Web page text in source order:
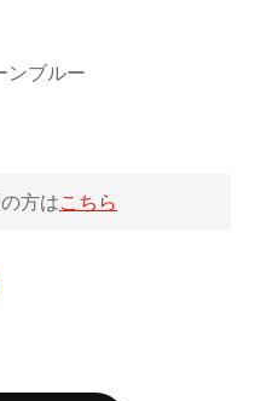
ンブルー
方はこちら